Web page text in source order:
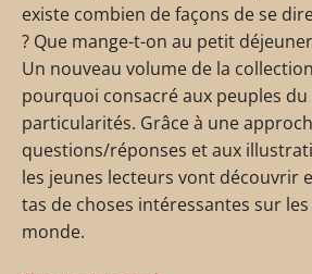
existe combien de façons de se
? Que mange-t-on au petit
Un nouveau volume de la
pourquoi consacré aux peuples
particularités. Grâce à une
questions/réponses et aux
les jeunes lecteurs vont découvrir
tas de choses intéressantes sur
monde.